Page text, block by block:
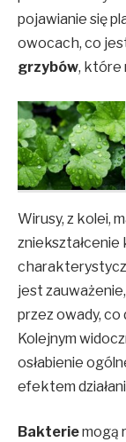
pojawianie się
owocach, co
grzybów, które
Wirusy, z kolei,
zniekształcenie
jest
przez owady,
Kolejnym
osłabienie
efektem
Bakteriemogą